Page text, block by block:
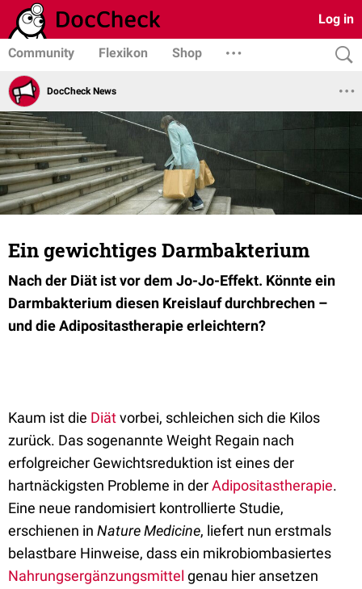
Log in
Community Flexikon Shop
DocCheck News
Ein gewichtiges Darmbakterium
Nach der Diät ist vor dem Jo-Jo-Effekt. Könnte ein
Darmbakterium diesen Kreislauf durchbrechen –
und die Adipositastherapie erleichtern?
Kaum ist die Diätvorbei, schleichen sich die Kilos
zurück. Das sogenannte Weight Regain nach
erfolgreicher Gewichtsreduktion ist eines der
hartnäckigsten Probleme in derAdipositastherapie.
Eine neue randomisiert kontrollierte Studie,
erschienen in Nature Medicine, liefert nun erstmals
belastbare Hinweise, dass ein mikrobiombasiertes
Nahrungsergänzungsmittel genau hier ansetzen